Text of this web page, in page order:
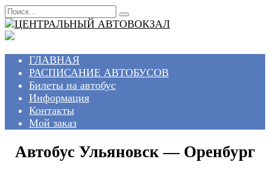
Перейти
к
содержанию
Search
for:
ГЛАВНАЯ
РАСПИСАНИЕ АВТОБУСОВ
Билеты на автобус
Информация
Контакты
Мой заказ
Автобус Ульяновск — Оренбург